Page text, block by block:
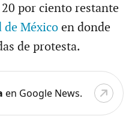
por ciento restante
de Méxicoen donde
de protesta.
en Google News.